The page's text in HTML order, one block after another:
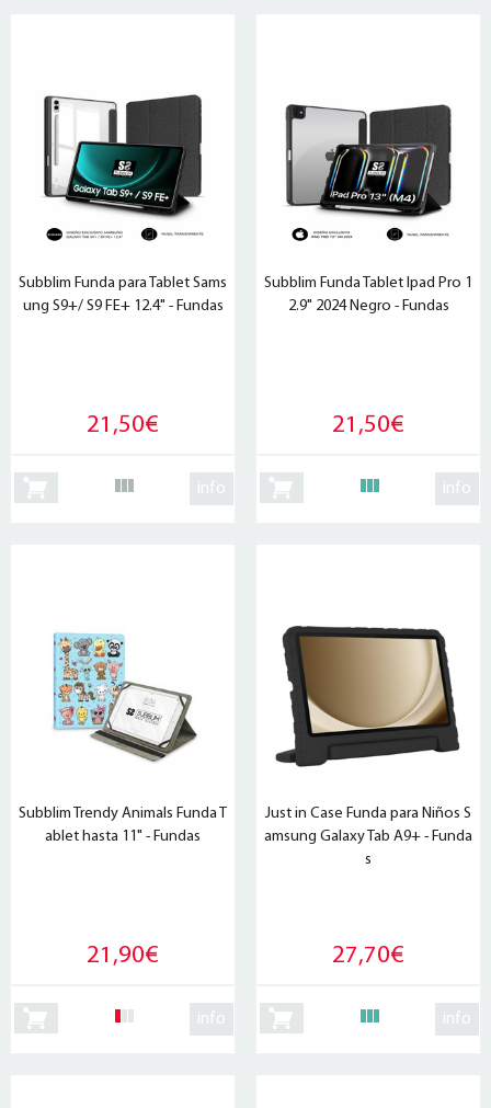
Subblim Funda para Tablet Sams
ung S9+/ S9 FE+ 12.4" - Fundas
21,50€
info
Subblim Funda Tablet Ipad Pro 1
2.9" 2024 Negro - Fundas
21,50€
info
Subblim Trendy Animals Funda T
ablet hasta 11" - Fundas
21,90€
info
Just in Case Funda para Niños S
amsung Galaxy Tab A9+ - Funda
s
27,70€
info